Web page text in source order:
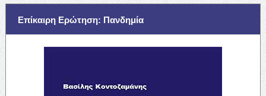
Επίκαιρη Ερώτηση: Πανδημία